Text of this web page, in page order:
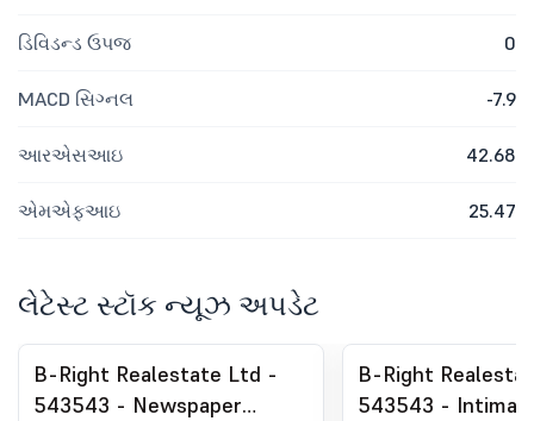
ડિવિડન્ડ ઉપજ 0
MACD સિગ્નલ -7.9
આરએસઆઇ 42.68
એમએફઆઇ 25.47
લેટેસ્ટ સ્ટૉક ન્યૂઝ અપડેટ
B-Right Realestate Ltd -
543543 - Newspaper
B-Right
543543 -